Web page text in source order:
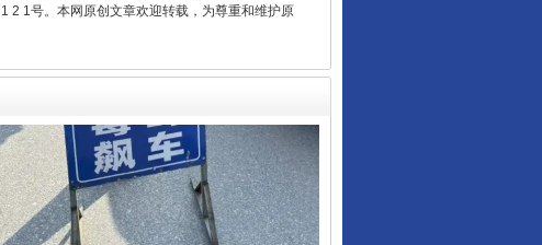
2 1号。本网原创文章欢迎转载，为尊重和维护原